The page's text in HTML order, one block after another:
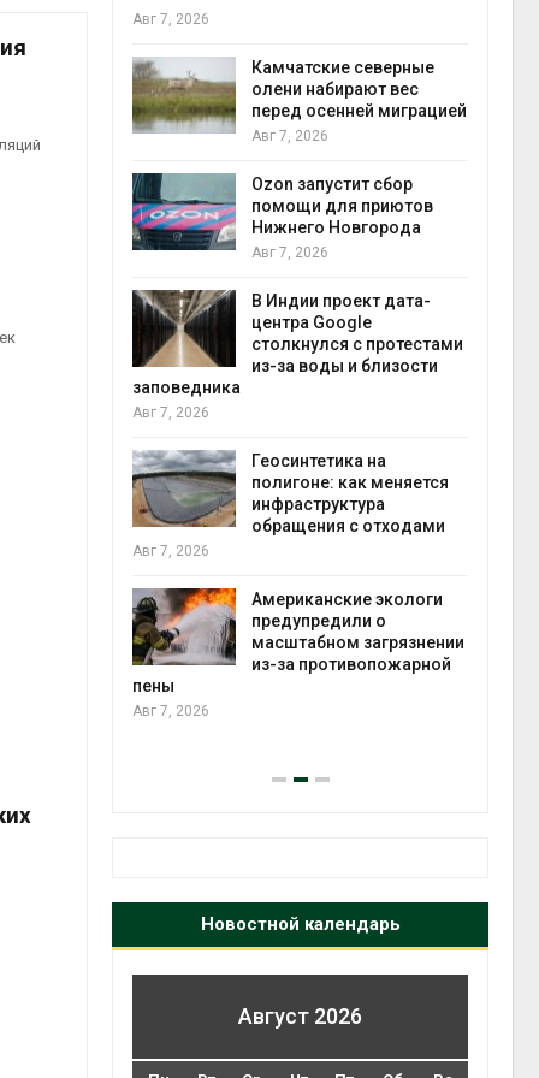
ИИ
Авг 7, 2026
Камчатские северные
олени набирают вес
перед осенней миграцией
Авг 7, 2026
Ozon запустит сбор
помощи для приютов
Нижнего Новгорода
Авг 7, 2026
В Индии проект дата-
центра Google
столкнулся с протестами
из-за воды и близости
заповедника
Авг 7, 2026
Геосинтетика на
полигоне: как меняется
инфраструктура
обращения с отходами
Авг 7, 2026
Американские экологи
предупредили о
масштабном загрязнении
из-за противопожарной
пены
Авг 7, 2026
Новостной календарь
Август 2026